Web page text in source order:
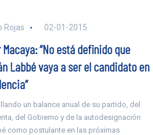
Rojas 02-01-2015
“No está definido que
Labbé vaya a ser el candidato en
un balance anual de su partido, del
del Gobierno y de la autodesignación
como postulante en las próximas